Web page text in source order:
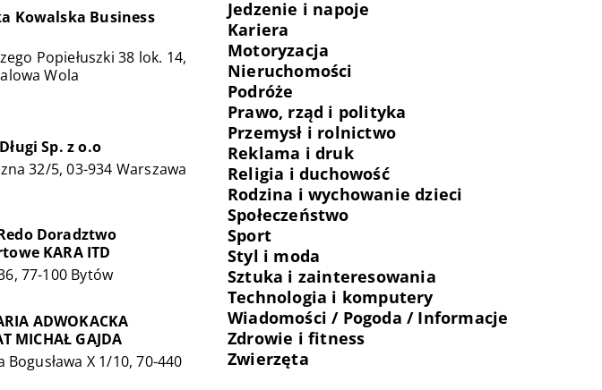
Kowalska Business
Popiełuszki 38 lok. 14,
Wola
Sp. z o.o
32/5, 03-934 Warszawa
Doradztwo
KARA ITD
77-100 Bytów
ADWOKACKA
MICHAŁ GAJDA
Bogusława X 1/10, 70-440
Jedzenie i napoje
Kariera
Motoryzacja
Nieruchomości
Podróże
Prawo, rząd i polityka
Przemysł i rolnictwo
Reklama i druk
Religia i duchowość
Rodzina i wychowanie dzieci
Społeczeństwo
Sport
Styl i moda
Sztuka i zainteresowania
Technologia i komputery
Wiadomości / Pogoda / Informacje
Zdrowie i fitness
Zwierzęta